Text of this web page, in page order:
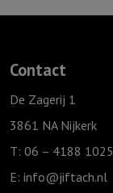
Contact
De Zagerij 1
3861 NA Nijkerk
T: 06 – 4188 1025
E: info@jiftach.nl